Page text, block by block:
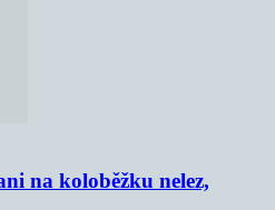
na koloběžku nelez,